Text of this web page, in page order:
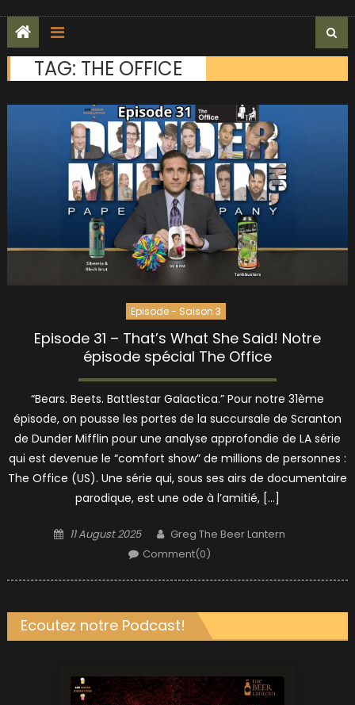
TAG: THE OFFICE
Episode - Saison 3
Episode 31 – That’s What She Said! Notre
épisode spécial The Office
“Bears. Beets. Battlestar Galactica.” Pour notre 31ème
épisode, on pousse les portes de la succursale de Scranton
de Dunder Mifflin pour une analyse approfondie de LA série
qui est devenue le “comfort show” de millions de personnes :
The Office (US). Une série qui, sous ses airs de documentaire
parodique, est une ode à l’amitié, […]
Posted
11 August 2025 Author
Greg The Beer Lantern
Comment(0)
Ecoutez notre Podcast!